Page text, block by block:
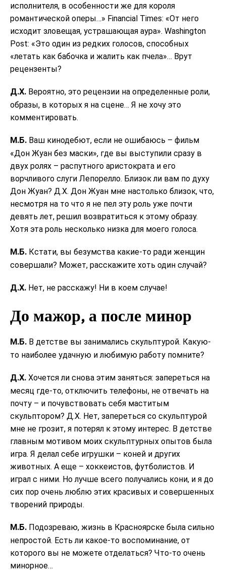
исполнителя, в особенности же для короля
романтической оперы…» Financial Times: «От него
исходит зловещая, устрашающая аура». Washington
Post: «Это один из редких голосов, способных
«летать как бабочка и жалить как пчела»… Врут
рецензенты?
Д.Х. Вероятно, это рецензии на определенные роли,
образы, в которых я на сцене… Я не хочу это
комментировать.
М.Б. Ваш кинодебют, если не ошибаюсь – фильм
«Дон Жуан без маски», где вы выступили сразу в
двух ролях – распутного аристократа и его
ворчливого слуги Лепорелло. Близок ли вам по духу
Дон Жуан? Д.Х. Дон Жуан мне настолько близок, что,
несмотря на то что я не пел эту роль уже почти
девять лет, решил возвратиться к этому образу.
Хотя эта роль несколько низка для моего голоса.
М.Б. Кстати, вы безумства какие-то ради женщин
совершали? Может, расскажите хоть один случай?
Д.Х. Нет, не расскажу! Ни в коем случае!
До мажор, а после минор
М.Б. В детстве вы занимались скульптурой. Какую-
то наиболее удачную и любимую работу помните?
Д.Х. Хочется ли снова этим заняться: запереться на
месяц где-то, отключить телефоны, не отвечать на
почту – и почувствовать себя маститым
скульптором? Д.Х. Нет, запереться со скульптурой
мне не грозит, я потерял к этому интерес. В детстве
главным мотивом моих скульптурных опытов была
игра. Я делал себе игрушки – коней и других
животных. А еще – хоккеистов, футболистов. И
играл с ними. Но лучше всего получались кони, и я до
сих пор очень люблю этих красивых и совершенных
творений природы.
М.Б. Подозреваю, жизнь в Красноярске была сильно
непростой. Есть ли какое-то воспоминание, от
которого вы не можете отделаться? Что-то очень
минорное…